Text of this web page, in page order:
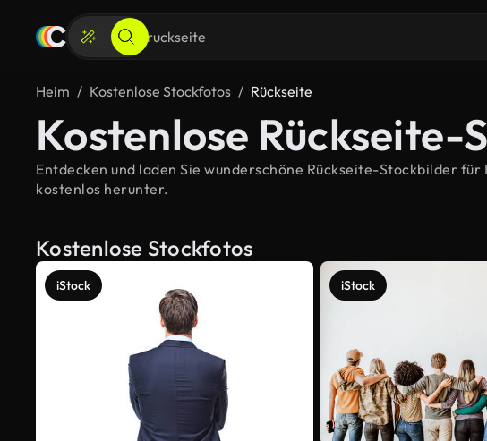
Heim Kostenlose Stockfotos Rückseite
Kostenlose
Entdecken und laden Sie wunderschöne Rückseite-Stockbilder
kostenlos herunter.
Kostenlose Stockfotos
iStock iStock